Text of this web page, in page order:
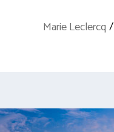
Marie Leclercq /